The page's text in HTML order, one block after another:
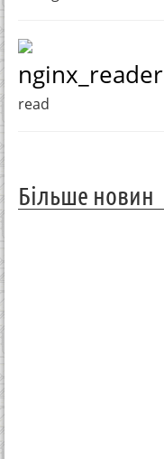
nginx_reader
read
Більше новин